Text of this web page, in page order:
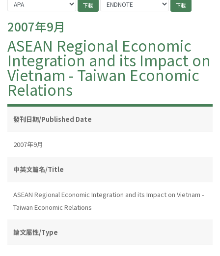
2007年9月
ASEAN Regional Economic
Integration and its Impact on
Vietnam - Taiwan Economic
Relations
發刊日期/Published Date
2007年9月
中英文篇名/Title
ASEAN Regional Economic Integration and its Impact on Vietnam -
Taiwan Economic Relations
論文屬性/Type